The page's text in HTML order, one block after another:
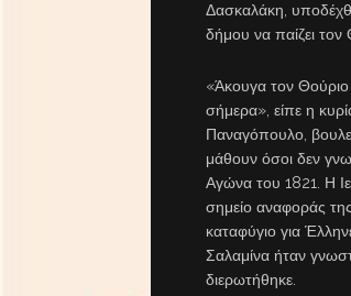
Δασκαλάκη,
δήμου να παίζει
«Άκουγα τον Θούριο
σήμερα», είπε η
Παναγόπουλο,
μάθουν όσοι δεν
Αγώνα του 1821. Η
σημείο αναφοράς
καταφύγιο για
Σαλαμίνα ήταν
διερωτήθηκε.